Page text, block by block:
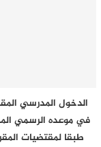
الدخول المدرسي
في موعده الرسمي
طبقا لمقتضیات